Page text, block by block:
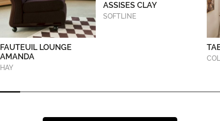
FAUTEUIL LOUNGE
AMANDA
HAY
ASSISES CLAY
SOFTLINE